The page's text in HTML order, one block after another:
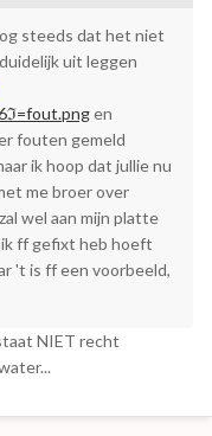
steeds dat het niet
uit leggen
en
fouten gemeld
ik hoop dat jullie nu
me broer over
wel aan mijn platte
ff gefixt heb hoeft
't is ff een voorbeeld,
NIET recht